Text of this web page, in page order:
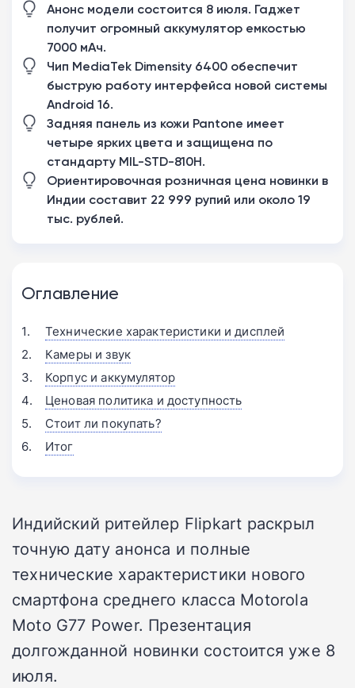
Анонс модели состоится 8 июля. Гаджет
получит огромный аккумулятор емкостью
7000 мАч.
Чип MediaTek Dimensity 6400 обеспечит
быструю работу интерфейса новой системы
Android 16.
Задняя панель из кожи Pantone имеет
четыре ярких цвета и защищена по
стандарту MIL-STD-810H.
Ориентировочная розничная цена новинки в
Индии составит 22 999 рупий или около 19
тыс. рублей.
Оглавление
Технические характеристики и дисплей
Камеры и звук
Корпус и аккумулятор
Ценовая политика и доступность
Стоит ли покупать?
Итог
Индийский ритейлер Flipkart раскрыл
точную дату анонса и полные
технические характеристики нового
смартфона среднего класса Motorola
Moto G77 Power. Презентация
долгожданной новинки состоится уже 8
июля.